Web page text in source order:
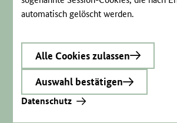
automatisch gelöscht werden.
Alle Cookies zulassen
Auswahl bestätigen
Datenschutz